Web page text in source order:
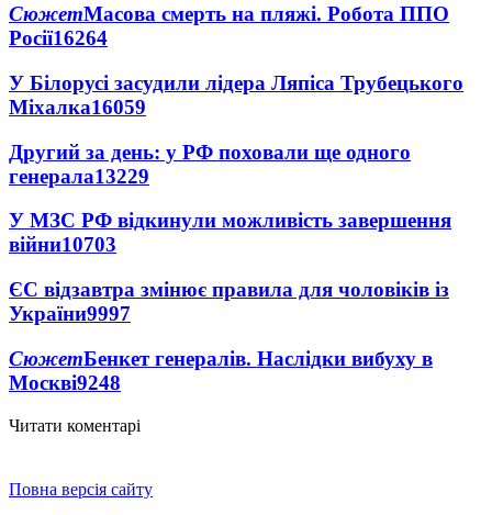
СюжетМасова смерть на пляжі. Робота ППО
Росії16264
У Білорусі засудили лідера Ляпіса Трубецького
Міхалка16059
Другий за день: у РФ поховали ще одного
генерала13229
У МЗС РФ відкинули можливість завершення
війни10703
ЄС відзавтра змінює правила для чоловіків із
України9997
СюжетБенкет генералів. Наслідки вибуху в
Москві9248
Читати коментарі
Повна версія сайту